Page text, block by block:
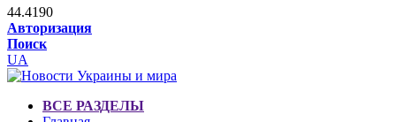
44.4190
Авторизация
Поиск
UA
ВСЕ РАЗДЕЛЫ